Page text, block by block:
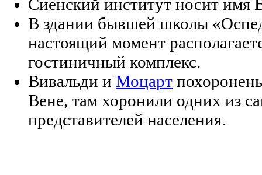
Сиенский институт носит имя
В здании бывшей школы
настоящий момент
гостиничный комплекс.
Вивальди и Моцарт
Вене, там хоронили одних из
представителей населения.